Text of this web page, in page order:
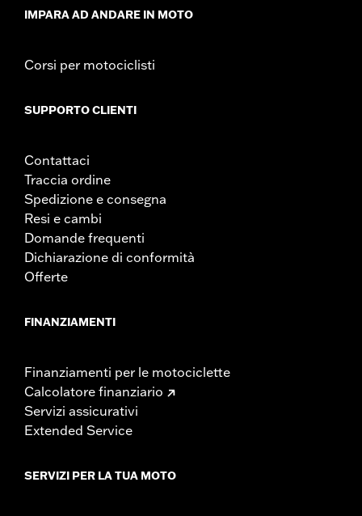
IMPARA AD ANDARE IN MOTO
Corsi per motociclisti
SUPPORTO CLIENTI
Contattaci
Traccia ordine
Spedizione e consegna
Resi e cambi
Domande frequenti
Dichiarazione di conformità
Offerte
FINANZIAMENTI
Finanziamenti per le motociclette
Calcolatore finanziario
Servizi assicurativi
Extended Service
SERVIZI PER LA TUA MOTO